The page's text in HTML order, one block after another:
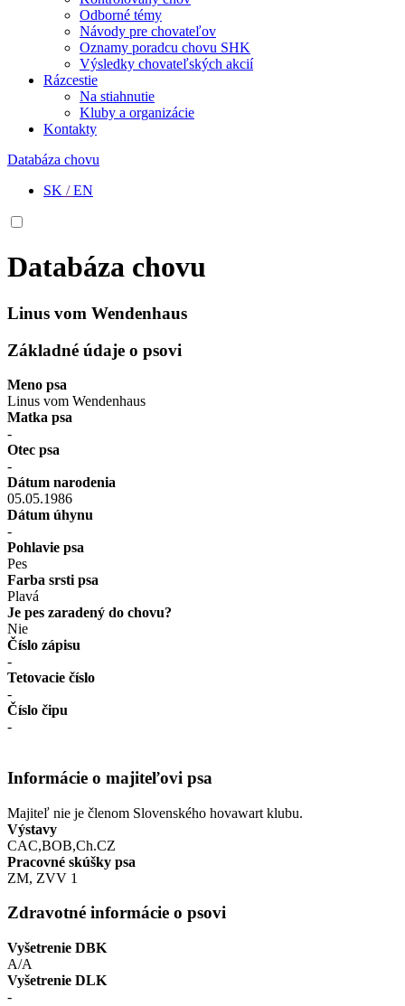
Odborné témy
Návody pre chovateľov
Oznamy poradcu chovu SHK
Výsledky chovateľských akcií
Rázcestie
Na stiahnutie
Kluby a organizácie
Kontakty
Databáza chovu
SK /EN
Databáza chovu
Linus vom Wendenhaus
Základné údaje o psovi
Meno psa
Linus vom Wendenhaus
Matka psa
-
Otec psa
-
Dátum narodenia
05.05.1986
Dátum úhynu
-
Pohlavie psa
Pes
Farba srsti psa
Plavá
Je pes zaradený do chovu?
Nie
Číslo zápisu
-
Tetovacie číslo
-
Číslo čipu
-
Informácie o majiteľovi psa
Majiteľ nie je členom Slovenského hovawart klubu.
Výstavy
CAC,BOB,Ch.CZ
Pracovné skúšky psa
ZM, ZVV 1
Zdravotné informácie o psovi
Vyšetrenie DBK
A/A
Vyšetrenie DLK
-